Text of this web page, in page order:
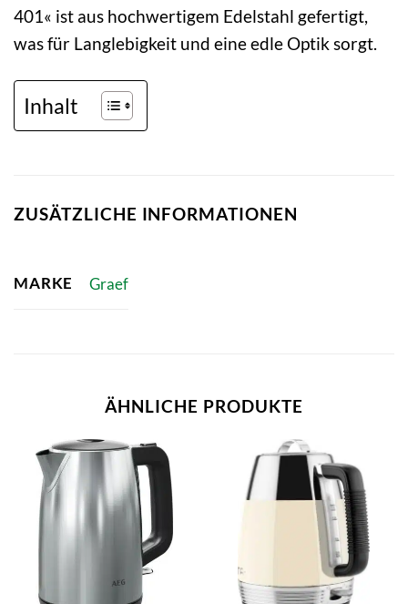
401« ist aus hochwertigem Edelstahl gefertigt,
was für Langlebigkeit und eine edle Optik sorgt.
Inhalt
ZUSÄTZLICHE INFORMATIONEN
MARKE Graef
ÄHNLICHE PRODUKTE